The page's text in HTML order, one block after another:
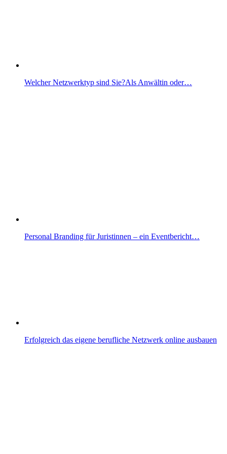
Welcher Netzwerktyp sind Sie?Als Anwältin oder…
Personal Branding für Juristinnen – ein Eventbericht…
Erfolgreich das eigene berufliche Netzwerk online ausbauen